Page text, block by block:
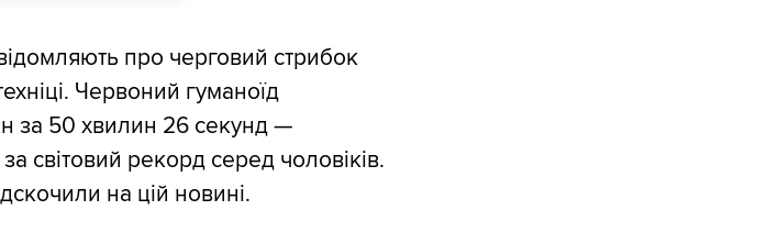
про черговий стрибок
Червоний гуманоїд
за 50 хвилин 26 секунд —
світовий рекорд серед чоловіків.
на цій новині.